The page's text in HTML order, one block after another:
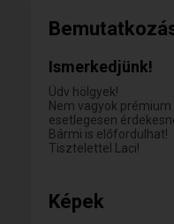
Ismerkedjünk!
Üdv hölgyek!
Nem vagyok
esetlegesen
Bármi is előfordulhat!
Tisztelettel Laci!
Képek